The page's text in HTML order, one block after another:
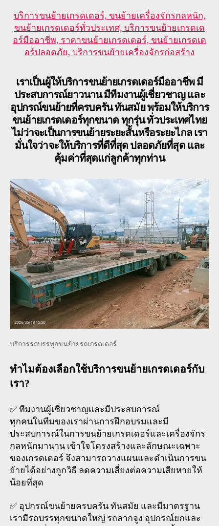
บริการขนย้ายเกรดเดอร์, ขนย้ายเครื่องจักรกลหนัก,
ขนย้ายเกรดเดอร์ทั่วประเทศ, บริการขนย้ายเกรดเด
อร์มืออาชีพ, ราคาขนย้ายเกรดเดอร์, ขนย้ายเกรดเด
อร์ปลอดภัย, บริการขนย้ายเครื่องจักรก่อสร้าง
เราเป็นผู้ให้บริการขนย้ายเกรดเดอร์มืออาชีพ มี
ประสบการณ์ยาวนาน มีทีมงานผู้เชี่ยวชาญ และ
อุปกรณ์ขนย้ายที่ครบครัน ทันสมัย พร้อมให้บริการ
ขนย้ายเกรดเดอร์ทุกขนาด ทุกรุ่น ทั่วประเทศไทย
ไม่ว่าจะเป็นการขนย้ายระยะสั้นหรือระยะไกล เรา
มั่นใจว่าจะให้บริการที่ดีที่สุด ปลอดภัยที่สุด และ
คุ้มค่าที่สุดแก่ลูกค้าทุกท่าน
บริการรถบรรทุกขนย้ายรถเกรดเดอร์
ทำไมต้องเลือกใช้บริการขนย้ายเกรดเดอร์กับ
เรา?
✅ ทีมงานผู้เชี่ยวชาญและมีประสบการณ์
ทุกคนในทีมของเราผ่านการฝึกอบรมและมี
ประสบการณ์ในการขนย้ายเกรดเดอร์และเครื่องจักร
กลหนักมานาน เข้าใจโครงสร้างและลักษณะเฉพาะ
ของเกรดเดอร์ จึงสามารถวางแผนและดำเนินการขน
ย้ายได้อย่างถูกวิธี ลดความเสี่ยงต่อความเสียหายให้
น้อยที่สุด
✅ อุปกรณ์ขนย้ายครบครัน ทันสมัย และมีมาตรฐาน
เรามีรถบรรทุกขนาดใหญ่ รถลากจูง อุปกรณ์ยกและ